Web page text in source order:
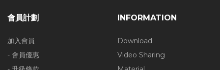
會員計劃
加入會員
- 會員優惠
INFORMATION
Download
Video Sharing